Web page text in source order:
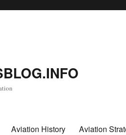
Aviation History Aviation